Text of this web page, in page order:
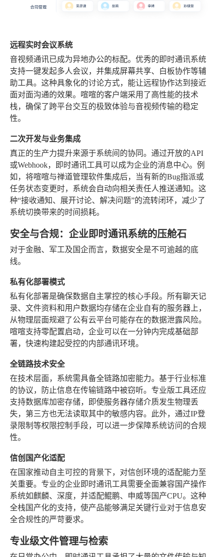
远程实时会议系统
音视频通讯已成为异地办公的标配。优秀的即时通讯系统
支持一键发起多人会议，并集成屏幕共享、白板协作等辅
助工具。这种具象化的讨论方式，能让远程协作达到接近
面对面沟通的效果。喧喧的客户端采用了高性能的技术
栈，确保了跨平台交互的极致体验与音视频传输的稳定
性。
二次开发与业务集成
真正的生产力提升来源于系统间的协同。通过开放的API
或Webhook，即时通讯工具可以成为企业的消息中心。例
如，将喧喧与禅道管理软件集成后，当有新的Bug指派或
任务状态变更时，系统会自动向相关责任人推送通知。这
种“接收通知、展开讨论、解决问题”的流转闭环，减少了
系统切换带来的时间损耗。
安全与合规：企业即时通讯系统的压舱石
对于金融、军工及国企而言，数据安全是不可逾越的底
线。
私有化部署模式
私有化部署是确保数据自主掌控的核心手段。所有聊天记
录、文件资料和用户数据均存储在企业自有的服务器上，
从物理层面规避了公有云平台可能存在的数据泄露风险。
喧喧支持零配置启动，企业可以在一分钟内完成基础部
署，快速构建起受控的内部通讯环境。
全链路技术安全
在技术层面，系统需具备全链路加密能力。基于行业标准
的协议，防止信息在传输链路中被窃听。专业版工具还应
支持数据库加密存储，即使服务器存储介质发生物理丢
失，第三方也无法读取其中的敏感内容。此外，通过IP登
录限制等权限控制手段，可以进一步保障系统访问的合规
性。
信创国产化适配
在国家推动自主可控的背景下，对信创环境的适配能力至
关重要。专业的企业即时通讯工具需要全面兼容国产操作
系统如麒麟、深度，并适配鲲鹏、申威等国产CPU。这种
全栈国产化的支持，使产品能够满足关键行业对于信息安
全合规性的严苛要求。
专业级文件管理与检索